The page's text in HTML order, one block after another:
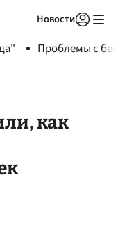
Новости
Проблемы с
как